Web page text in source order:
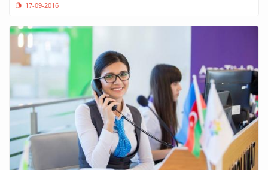
17-09-2016